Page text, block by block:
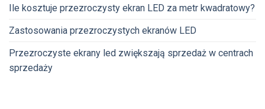
Ile kosztuje przezroczysty ekran LED za metr kwadratowy?
Zastosowania przezroczystych ekranów LED
Przezroczyste ekrany led zwiększają sprzedaż w centrach
sprzedaży